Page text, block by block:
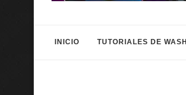
INICIO TUTORIALES DE